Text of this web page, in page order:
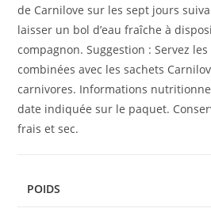
de Carnilove sur les sept jours
laisser un bol d’eau fraîche à
compagnon. Suggestion : Servez
combinées avec les sachets
carnivores. Informations
date indiquée sur le paquet.
frais et sec.
POIDS